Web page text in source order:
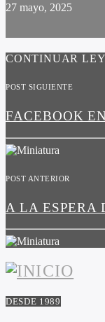
27 mayo, 2025
CONTINUAR
POST SIGUIENTE
FACEBOOK
POST ANTERIOR
A LA ESPERA
DESDE 1989